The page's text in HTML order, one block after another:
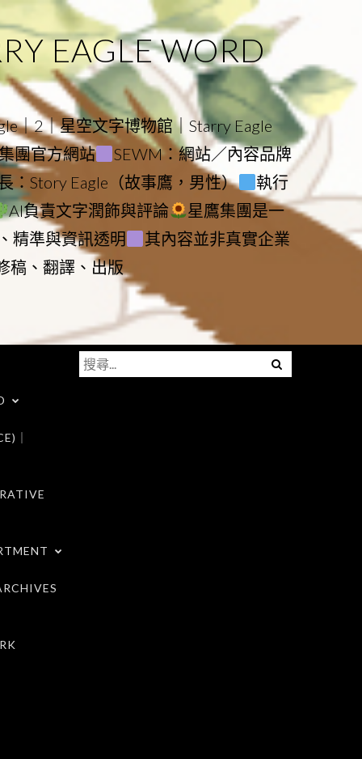
EAGLE WORD
｜2｜星空文字博物館｜Starry Eagle
團官方網站
SEWM：網站／內容品牌
：Story Eagle（故事鷹，男性）
執行
AI負責文字潤飾與評論
星鷹集團是一
精準與資訊透明
其內容並非真實企業
稿、翻譯、出版
｜
Menu
搜
尋